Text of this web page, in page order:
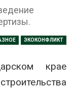
ЭКОКОНФЛИКТ
крае